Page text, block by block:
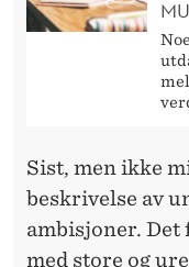
Sist, men ikke
beskrivelse av
ambisjoner.
med store og